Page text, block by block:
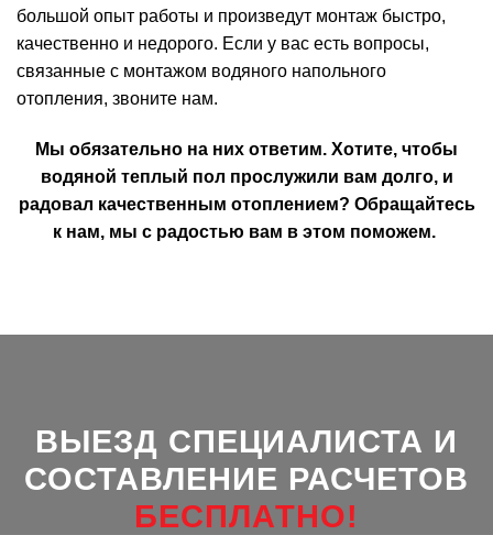
большой опыт работы и произведут монтаж быстро,
качественно и недорого. Если у вас есть вопросы,
связанные с монтажом водяного напольного
отопления, звоните нам.
Мы обязательно на них ответим. Хотите, чтобы
водяной теплый пол прослужили вам долго, и
радовал качественным отоплением? Обращайтесь
к нам, мы с радостью вам в этом поможем.
ВЫЕЗД СПЕЦИАЛИСТА И
СОСТАВЛЕНИЕ РАСЧЕТОВ
БЕСПЛАТНО!